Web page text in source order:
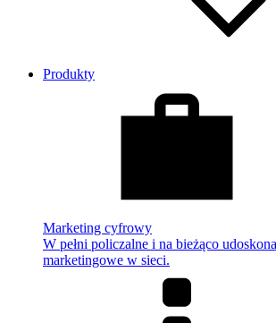
Produkty
Marketing cyfrowy
W pełni policzalne i na bieżąco
marketingowe w sieci.